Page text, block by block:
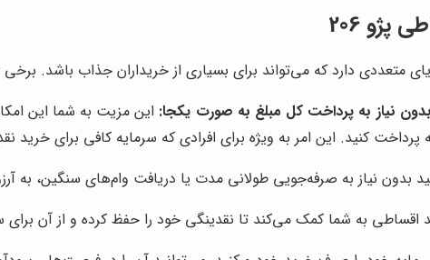
206
نیاز به پرداخت کل مبلغ به صورت یکجا: این مزیت به شما این
کنید. این امر به ویژه برای افرادی که سرمایه کافی برای خرید
بدون نیاز به صرفه‌جویی طولانی مدت یا دریافت وام‌های سنگین، به آرزوی خود
اقساطی به شما کمک می‌کند تا نقدینگی خود را حفظ کرده و از آن برای